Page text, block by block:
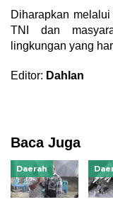
Diharapkan
TNI dan
lingkungan yang
Editor: Dahlan
Baca Juga
Daerah